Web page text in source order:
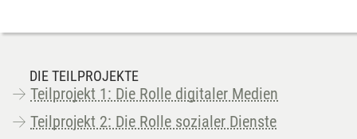
DIE TEILPROJEKTE
Teilprojekt 1: Die Rolle digitaler Medien
Teilprojekt 2: Die Rolle sozialer Dienste